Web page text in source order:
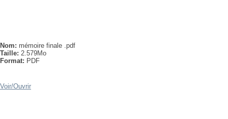
Nom: mémoire finale .pdf
Taille: 2.579Mo
Format: PDF
Voir/Ouvrir